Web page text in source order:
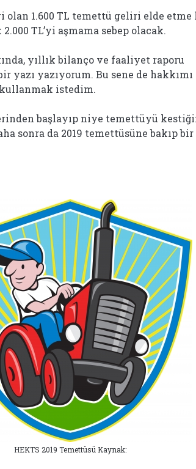
olan 1.600 TL temettü geliri elde etme
TL’yi aşmama sebep olacak.
yıllık bilanço ve faaliyet raporu
yazı yazıyorum. Bu sene de
kullanmak istedim.
başlayıp niye temettüyü
sonra da 2019 temettüsüne bakıp
HEKTS 2019 Temettüsü Kaynak: